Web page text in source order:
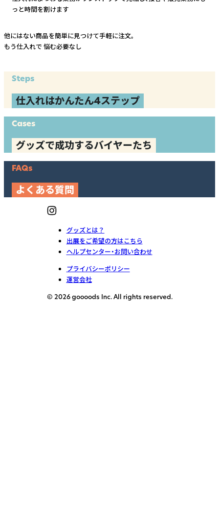
っと時間を割けます
他にはない商品を簡単に見つけて手軽に注文。
もう仕入れで 悩む必要なし
Steps
仕入れはかんたん4ステップ
Cases
グッズで成功するバイヤーたち
FAQs
よくある質問
グッズとは？
出展をご希望の方はこちら
ヘルプセンター・お問い合わせ
プライバシーポリシー
運営会社
© 2026 goooods Inc. All rights reserved.